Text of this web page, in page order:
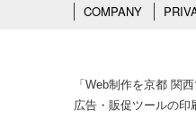
COMPANY
「Web制作を京都 関
広告・販促ツールの印